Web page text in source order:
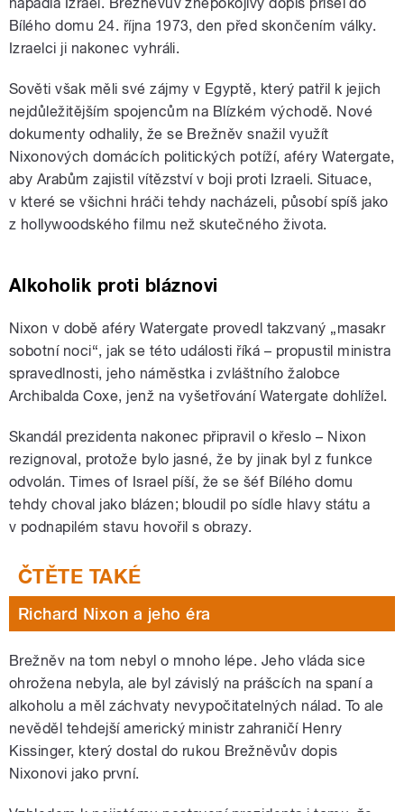
Bílého domu 24. října 1973, den před skončením války.
Izraelci ji nakonec vyhráli.
Sověti však měli své zájmy v Egyptě, který patřil k jejich
nejdůležitějším spojencům na Blízkém východě. Nové
dokumenty odhalily, že se Brežněv snažil využít
Nixonových domácích politických potíží, aféry Watergate,
aby Arabům zajistil vítězství v boji proti Izraeli. Situace,
v které se všichni hráči tehdy nacházeli, působí spíš jako
z hollywoodského filmu než skutečného života.
Alkoholik proti bláznovi
Nixon v době aféry Watergate provedl takzvaný „masakr
sobotní noci“, jak se této události říká – propustil ministra
spravedlnosti, jeho náměstka i zvláštního žalobce
Archibalda Coxe, jenž na vyšetřování Watergate dohlížel.
Skandál prezidenta nakonec připravil o křeslo – Nixon
rezignoval, protože bylo jasné, že by jinak byl z funkce
odvolán. Times of Israel píší, že se šéf Bílého domu
tehdy choval jako blázen; bloudil po sídle hlavy státu a
v podnapilém stavu hovořil s obrazy.
Richard Nixon a jeho éra
Brežněv na tom nebyl o mnoho lépe. Jeho vláda sice
ohrožena nebyla, ale byl závislý na prášcích na spaní a
alkoholu a měl záchvaty nevypočitatelných nálad. To ale
nevěděl tehdejší americký ministr zahraničí Henry
Kissinger, který dostal do rukou Brežněvův dopis
Nixonovi jako první.